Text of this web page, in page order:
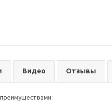
Видео Отзывы